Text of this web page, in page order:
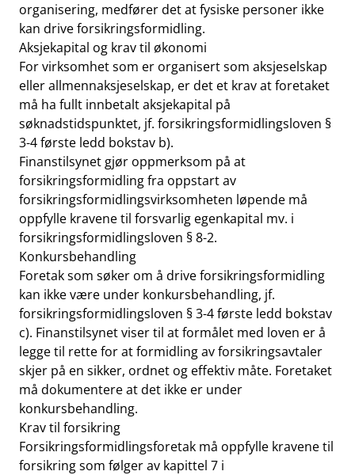
organisering, medfører det at fysiske personer ikke
kan drive forsikringsformidling.
Aksjekapital og krav til økonomi
For virksomhet som er organisert som aksjeselskap
eller allmennaksjeselskap, er det et krav at foretaket
må ha fullt innbetalt aksjekapital på
søknadstidspunktet, jf. forsikringsformidlingsloven §
3-4 første ledd bokstav b).
Finanstilsynet gjør oppmerksom på at
forsikringsformidling fra oppstart av
forsikringsformidlingsvirksomheten løpende må
oppfylle kravene til forsvarlig egenkapital mv. i
forsikringsformidlingsloven § 8-2.
Konkursbehandling
Foretak som søker om å drive forsikringsformidling
kan ikke være under konkursbehandling, jf.
forsikringsformidlingsloven § 3-4 første ledd bokstav
c). Finanstilsynet viser til at formålet med loven er å
legge til rette for at formidling av forsikringsavtaler
skjer på en sikker, ordnet og effektiv måte. Foretaket
må dokumentere at det ikke er under
konkursbehandling.
Krav til forsikring
Forsikringsformidlingsforetak må oppfylle kravene til
forsikring som følger av kapittel 7 i